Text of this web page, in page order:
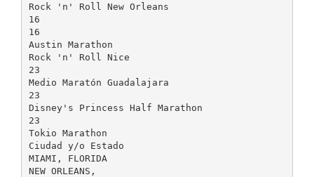
Rock 'n' Roll New Orleans
16
16
Austin Marathon
Rock 'n' Roll Nice
23
Medio Maratón Guadalajara
23
Disney's Princess Half Marathon
23
Tokio Marathon
Ciudad y/o Estado
MIAMI, FLORIDA
NEW ORLEANS,